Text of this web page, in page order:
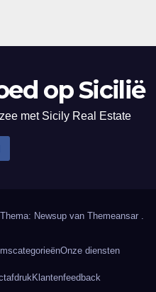
op Sicilië
met Sicily Real Estate
Thema: Newsup van Themeansar.
Onze diensten
afdrukKlantenfeedback